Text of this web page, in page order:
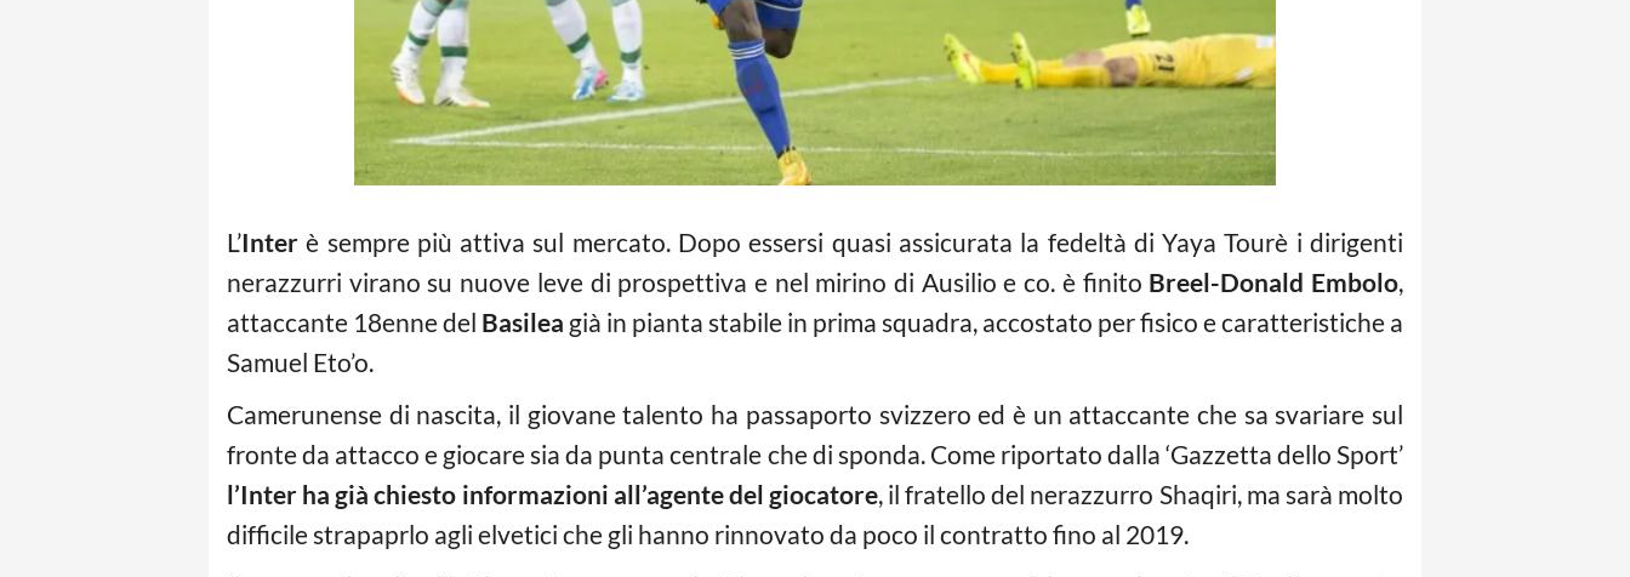
L’Inter è sempre più attiva sul mercato. Dopo essersi quasi assicurata la fedeltà di Yaya Tourè i dirigenti
nerazzurri virano su nuove leve di prospettiva e nel mirino di Ausilio e co. è finito Breel-Donald Embolo,
attaccante 18enne del Basilea già in pianta stabile in prima squadra, accostato per fisico e caratteristiche a
Samuel Eto’o.
Camerunense di nascita, il giovane talento ha passaporto svizzero ed è un attaccante che sa svariare sul
fronte da attacco e giocare sia da punta centrale che di sponda. Come riportato dalla ‘Gazzetta dello Sport’
l’Inter ha già chiesto informazioni all’agente del giocatore, il fratello del nerazzurro Shaqiri, ma sarà molto
difficile strapaprlo agli elvetici che gli hanno rinnovato da poco il contratto fino al 2019.